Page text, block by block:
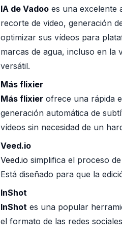
IA de Vadoo es una excelente
recorte de video, generación
optimizar sus vídeos para
marcas de agua, incluso en
versátil.
Más flixier
Más flixier ofrece una rápida
generación automática de
vídeos sin necesidad de un
Veed.io
Veed.io simplifica el proceso
Está diseñado para que la
InShot
InShot es una popular
el formato de las redes